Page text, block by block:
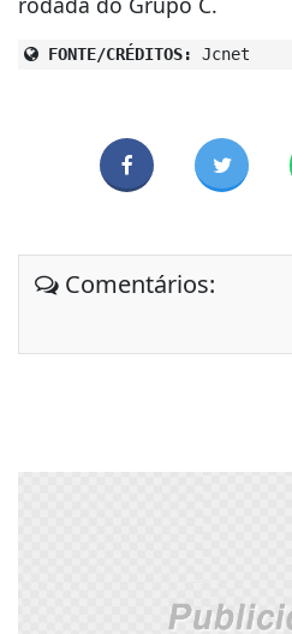
FONTE/CRÉDITOS: Jcnet
Comentários: